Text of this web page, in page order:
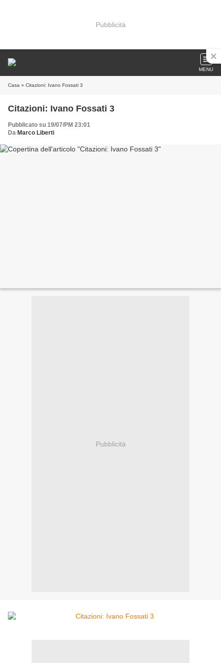
Pubblicità
MENU
Casa » Citazioni: Ivano Fossati 3
Citazioni: Ivano Fossati 3
Pubblicato su 19/07/PM 23:01
Da Marco Liberti
Pubblicità